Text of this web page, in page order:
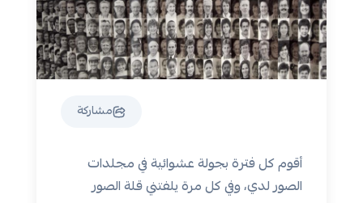
مشاركة
أقوم كل فترة بجولة عشوائية في مجلدات
الصور لدي، وفي كل مرة يلفتني قلة الصور